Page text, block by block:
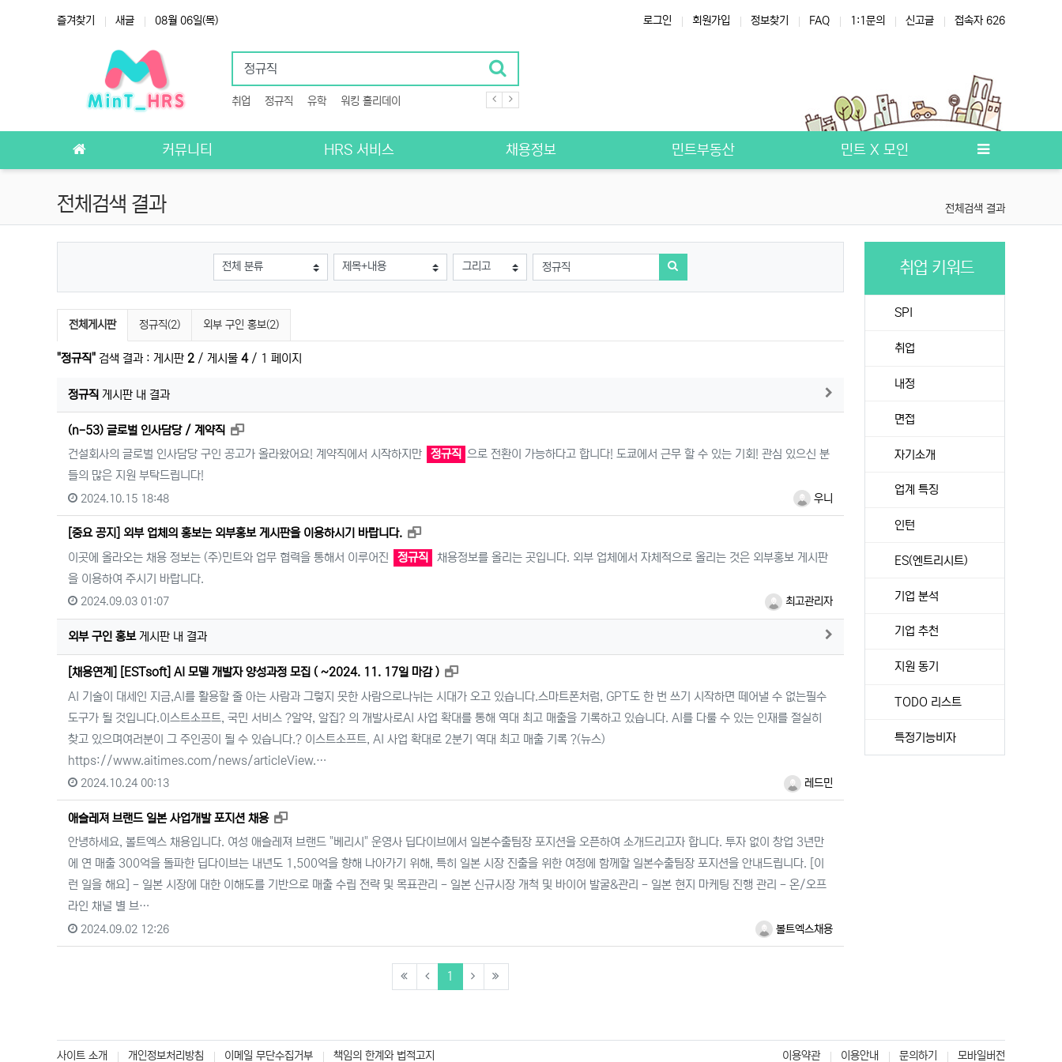
상단 네비즐겨찾기 새글 08월 06일(목) 로그인 회원가입 정보찾기 FAQ 1:1문의 신고글 접속자 626
취업 정규직 유학 워킹 홀리데이
커뮤니티 HRS 서비스 채용정보 민트부동산 민트 X 모인
전체검색 결과 전체검색 결과
그룹 검색조건 검색방법 검색어
검색하기
검색 게시판 목록
전체게시판 정규직(2) 외부 구인 홍보(2)
"정규직" 검색 결과 : 게시판 2 / 게시물 4/ 1 페이지
정규직 게시판 내 결과 게시판에서 더보기
(n-53) 글로벌 인사담당 / 계약직
새창으로 보기
건설회사의 글로벌 인사담당 구인 공고가 올라왔어요! 계약직에서 시작하지만
정규직 으로 전환이 가능하다고 합니다! 도쿄에서 근무 할 수 있는 기회! 관심 있으신 분
들의 많은 지원 부탁드립니다!
우니
2024.10.15 18:48
[중요 공지] 외부 업체의 홍보는 외부홍보 게시판을 이용하시기 바랍니다.
새창으로 보기
이곳에 올라오는 채용 정보는 (주)민트와 업무 협력을 통해서 이루어진
정규직
채용정보를 올리는 곳입니다. 외부 업체에서 자체적으로 올리는 것은 외부홍보 게시판
을 이용하여 주시기 바랍니다.
최고관리자
2024.09.03 01:07
외부 구인 홍보게시판 내 결과 게시판에서 더보기
[채용연계] [ESTsoft] AI 모델 개발자 양성과정 모집 ( ~2024. 11. 17일 마감 )
새창으로 보기
AI 기술이 대세인 지금,AI를 활용할 줄 아는 사람과 그렇지 못한 사람으로나뉘는 시대가 오고 있습니다.스마트폰처럼, GPT도 한 번 쓰기 시작하면 떼어낼 수 없는필수
도구가 될 것입니다.이스트소프트, 국민 서비스 ?알약, 알집? 의 개발사로AI 사업 확대를 통해 역대 최고 매출을 기록하고 있습니다. AI를 다룰 수 있는 인재를 절실히
찾고 있으며여러분이 그 주인공이 될 수 있습니다.? 이스트소프트, AI 사업 확대로 2분기 역대 최고 매출 기록 ?(뉴스)
https://www.aitimes.com/news/articleView.…
레드민
2024.10.24 00:13
애슬레져 브랜드 일본 사업개발 포지션 채용
새창으로 보기
안녕하세요, 볼트엑스 채용입니다. 여성 애슬레져 브랜드 "베리시" 운영사 딥다이브에서 일본수출팀장 포지션을 오픈하여 소개드리고자 합니다. 투자 없이 창업 3년만
에 연 매출 300억을 돌파한 딥다이브는 내년도 1,500억을 향해 나아가기 위해, 특히 일본 시장 진출을 위한 여정에 함께할 일본수출팀장 포지션을 안내드립니다. [이
런 일을 해요] - 일본 시장에 대한 이해도를 기반으로 매출 수립 전략 및 목표관리 - 일본 신규시장 개척 및 바이어 발굴&관리 - 일본 현지 마케팅 진행 관리 - 온/오프
라인 채널 별 브…
볼트엑스채용
2024.09.02 12:26
1 (current)
취업 키워드
SPI
취업
내정
면접
자기소개
업계 특징
인턴
ES(엔트리시트)
기업 분석
기업 추천
지원 동기
TODO 리스트
특정기능비자
사이트 소개 개인정보처리방침 이메일 무단수집거부 책임의 한계와 법적고지 이용약관 이용안내 문의하기 모바일버전